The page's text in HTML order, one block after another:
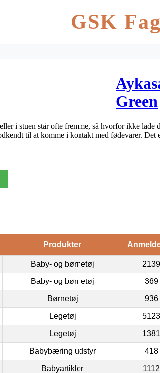
GSK Fag
Green
i stuen står ofte fremme, så hvorfor ikke lade
til at komme i kontakt med fødevarer. Det
Produkter
Baby- og børnetøj 2139
Baby- og børnetøj 369
Børnetøj 936
Legetøj 5123
Legetøj 1381
Babybæring udstyr 418
Babyartikler 1112